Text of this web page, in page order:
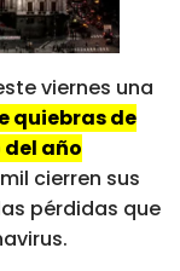
viernes una
quiebras de
del año
cierren sus
pérdidas que